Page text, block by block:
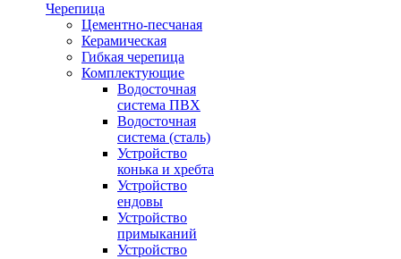
Черепица
Цементно-песчаная
Керамическая
Гибкая черепица
Комплектующие
Водосточная
система ПВХ
Водосточная
система (сталь)
Устройство
конька и хребта
Устройство
ендовы
Устройство
примыканий
Устройство